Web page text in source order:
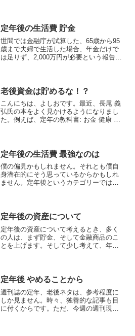
定年後の生活費 貯金
世間では金融庁が試算した、65歳から95
歳まで夫婦で生活した場合、年金だけで
は足りず、2,000万円が必要という報告し
国民を不安にしたと思います。では、こ
の不安はどこ来るのでしょうか？
老後資金は貯めるな！？
こんにちは、よしおです。最近、長尾 義
弘氏の本をよく見かけるようになりまし
た。例えば、定年の教科書: お金 健康 生
歳...
定年後の生活費 最強なのは
僕の偏見かもしれません。それとも僕自
身潜在的にそう思っているからかもしれ
ません。定年後というカテゴリーでは、
したらいいかなどです。解決策は簡単な
になぁ。。。
定年後の資産について
定年後の資産について考えるとき、多く
の人は、まず貯金、そして金融商品のこ
とを上げます。そして少し考えて、年金
定年後 やめることから
週刊誌の定年、老後ネタは、参考程度に
しか見ません。時々、独善的な記事も目
に付くからです。ただ、今週の週刊現代